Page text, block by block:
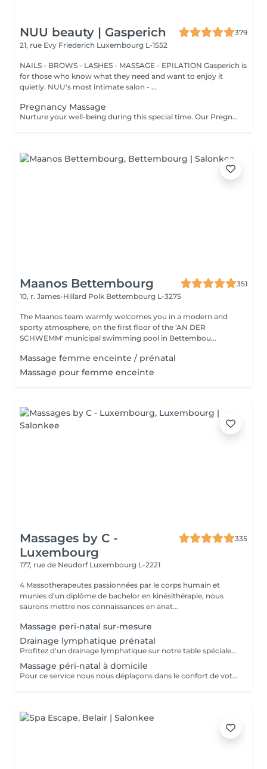
NUU beauty | Gasperich
379
21, rue Evy Friederich Luxembourg L-1552
NAILS - BROWS - LASHES - MASSAGE - EPILATION Gasperich is
for those who know what they need and want to enjoy it
quietly. NUU's most intimate salon - ...
Pregnancy Massage
Nurture your well-being during this special time. Our Pregnancy Massage is a gentle, relaxing treatment designed to reduce muscle tension, improve circulation, and ease discomfort commonly experienced during pregnancy. Soft, flowing techniques and comfortable side-lying positioning provide deep relaxation without placing pressure on the abdomen. Hypoallergenic, unscented oils are used to care for sensitive skin and maintain comfort throughout the session. This massage helps relieve tension in the lower back and shoulders, reduces swelling and heaviness in the legs, improves overall circulation, and promotes a sense of ease and balance in the body. This treatment is performed only with the approval of your doctor.
Maanos Bettembourg
351
10, r. James-Hillard Polk Bettembourg L-3275
The Maanos team warmly welcomes you in a modern and
sporty atmosphere, on the first floor of the 'AN DER
SCHWEMM' municipal swimming pool in Bettembou...
Massage femme enceinte / prénatal
Massage pour femme enceinte
Massages by C -
Luxembourg
335
177, rue de Neudorf Luxembourg L-2221
4 Massotherapeutes passionnées par le corps humain et
munies d'un diplôme de bachelor en kinésithérapie, nous
saurons mettre nos connaissances en anat...
Massage peri-natal sur-mesure
Drainage lymphatique prénatal
Profitez d'un drainage lymphatique sur notre table spécialement conçues pour nos clientes enceintes Avec des coussins amovibles, vous pourrez de nouveau vous allonger sur le ventre pour profiter pleinement de votre drainage, du premier au dernier trimestre
Massage péri-natal à domicile
Pour ce service nous nous déplaçons dans le confort de votre domicile avec notre table péri-natale Déplacement à Luxembourg ville ou alentours proches uniquement Le but du massage sera d'adapter la séance de sorte à vous permettre de profiter pleinement d'un massage normal, en vous allongeant notamment sur le ventre grâce à un espace prévu pour le ventre dans la table. Ainsi nous ne masserons pas votre ventre mais les zones musculaires de votre choix en fonction de vos douleurs, tensions, ou rétention. Le massage durera entre 1h et 1h30 (selon votre réservation) et débutera après notre temps de trajet et installation. Ainsi pour un rendez-vous pris à 12h, prévoyez que le massage commence vers 12h30.